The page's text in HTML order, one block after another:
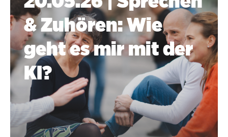
& Zuhören: Wie
geht es mir mit der
KI?